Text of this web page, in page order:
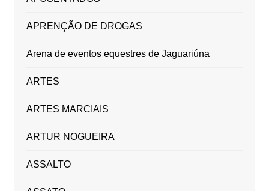
APRENÇÃO DE DROGAS
Arena de eventos equestres de Jaguariúna
ARTES
ARTES MARCIAIS
ARTUR NOGUEIRA
ASSALTO